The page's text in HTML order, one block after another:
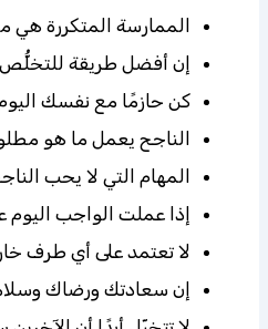
الممارسة المتكررة هي
إن أفضل طريقة للتخلُّص
كن حازمًا مع نفسك اليوم
الناجح يعمل ما هو
المهام التي لا يحب
إذا عملت الواجب
لا تعتمد على أي طرف
إن سعادتك ورضاك